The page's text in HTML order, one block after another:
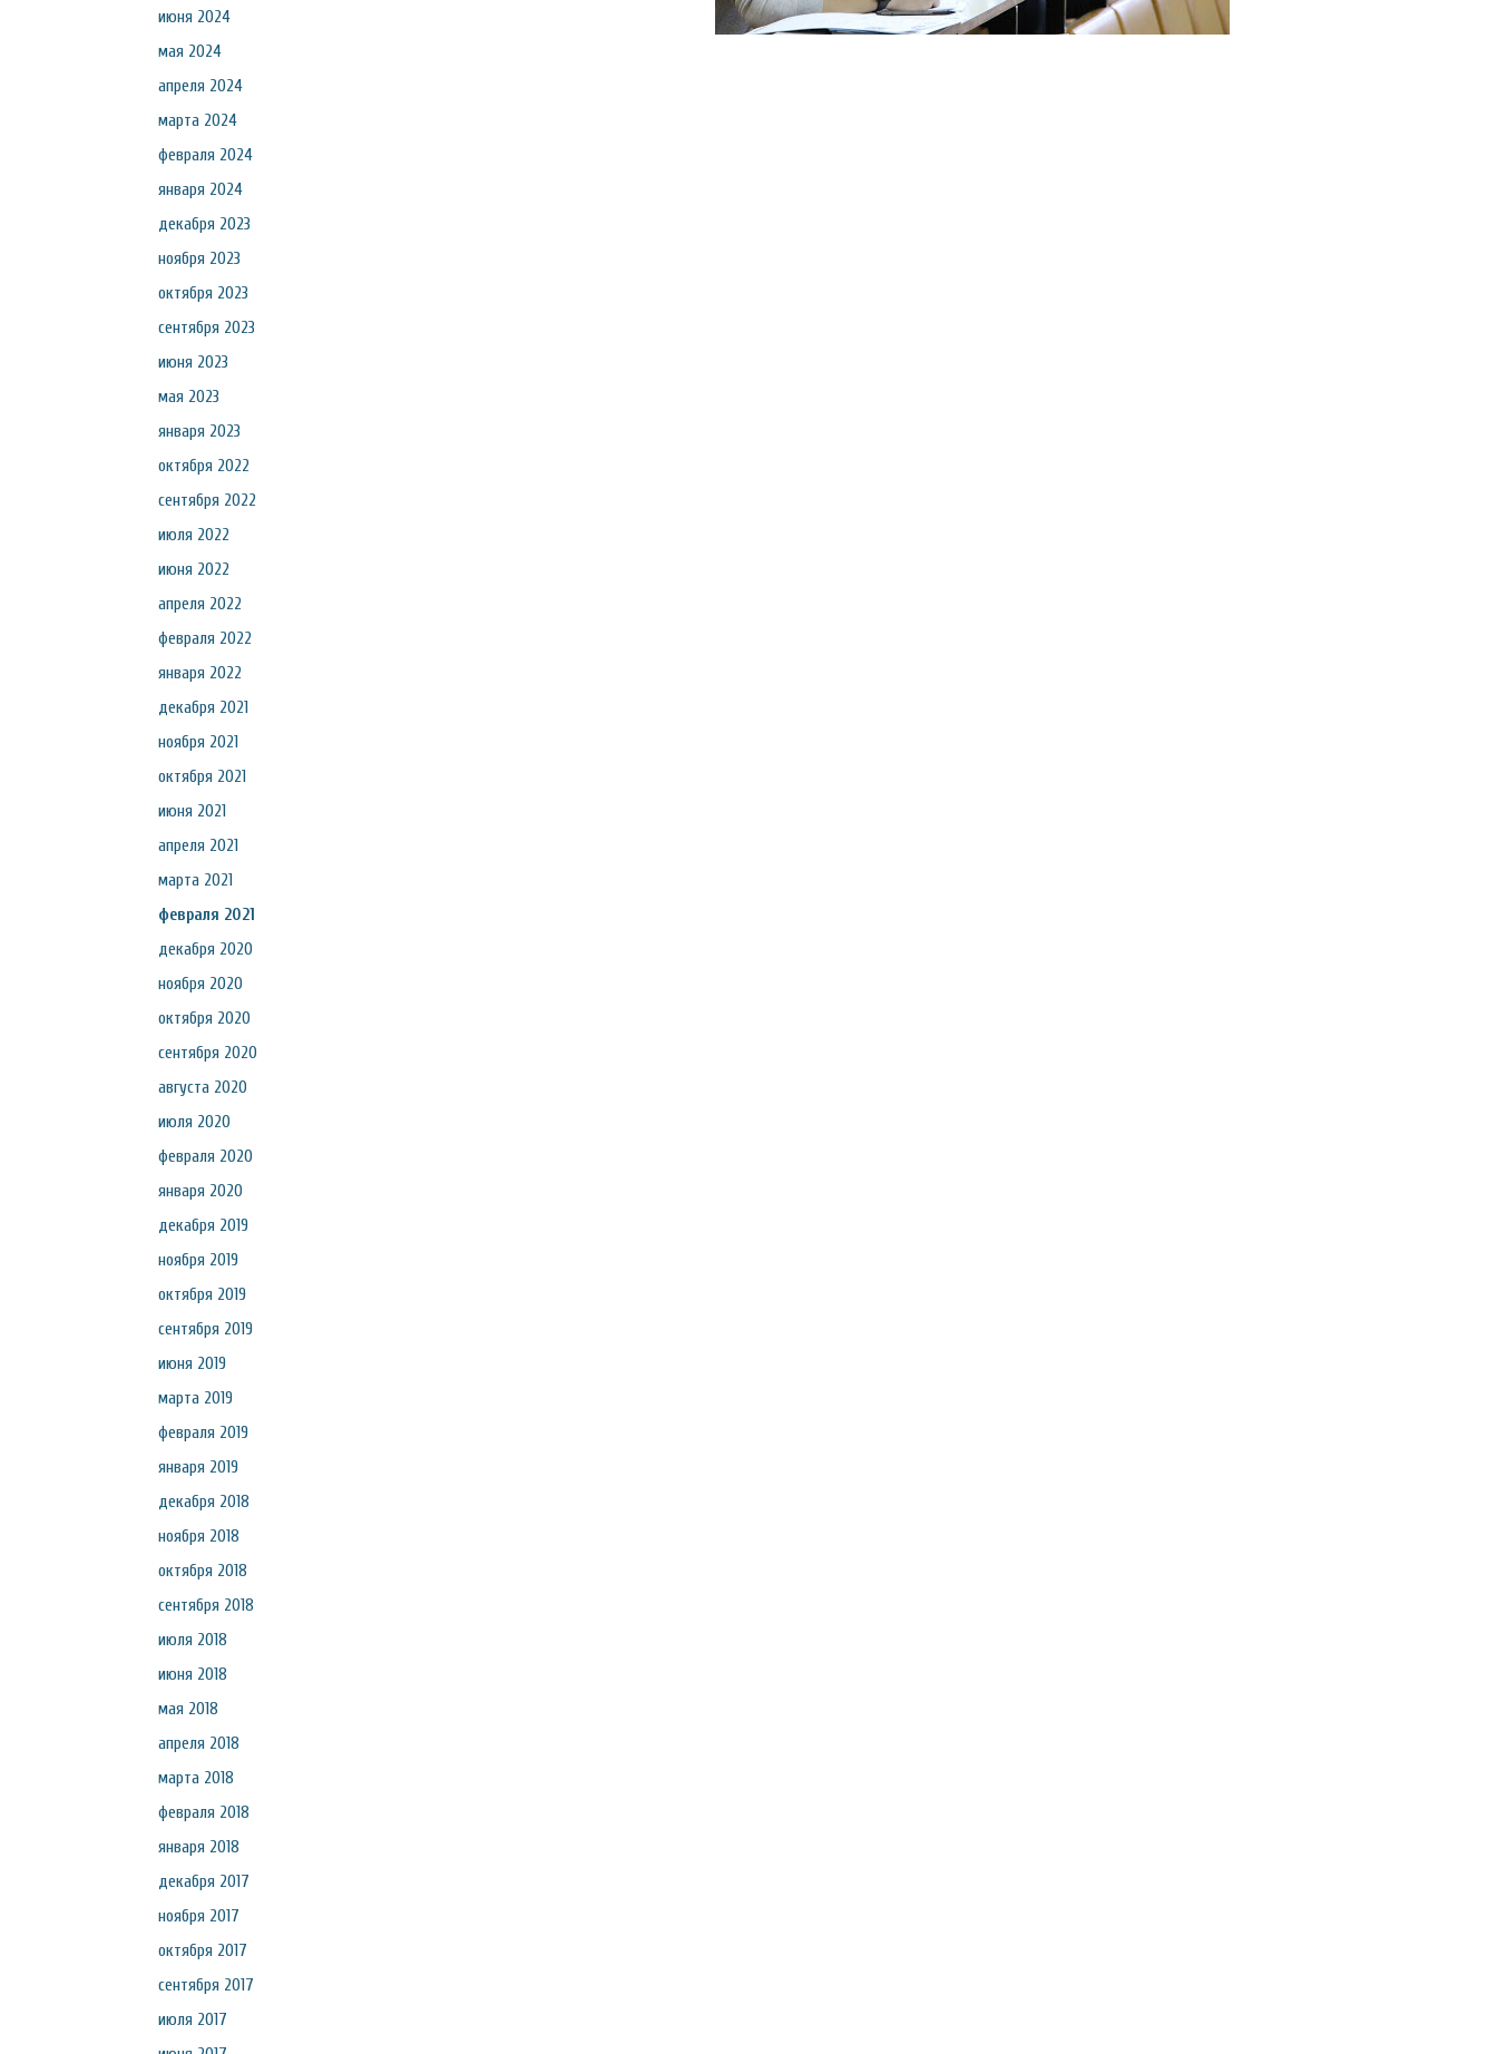
июня 2024
мая 2024
апреля 2024
марта 2024
февраля 2024
января 2024
декабря 2023
ноября 2023
октября 2023
сентября 2023
июня 2023
мая 2023
января 2023
октября 2022
сентября 2022
июля 2022
июня 2022
апреля 2022
февраля 2022
января 2022
декабря 2021
ноября 2021
октября 2021
июня 2021
апреля 2021
марта 2021
февраля 2021
декабря 2020
ноября 2020
октября 2020
сентября 2020
августа 2020
июля 2020
февраля 2020
января 2020
декабря 2019
ноября 2019
октября 2019
сентября 2019
июня 2019
марта 2019
февраля 2019
января 2019
декабря 2018
ноября 2018
октября 2018
сентября 2018
июля 2018
июня 2018
мая 2018
апреля 2018
марта 2018
февраля 2018
января 2018
декабря 2017
ноября 2017
октября 2017
сентября 2017
июля 2017